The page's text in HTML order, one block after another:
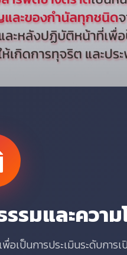
รมและความ
อเป็นการประเมินระดับการ